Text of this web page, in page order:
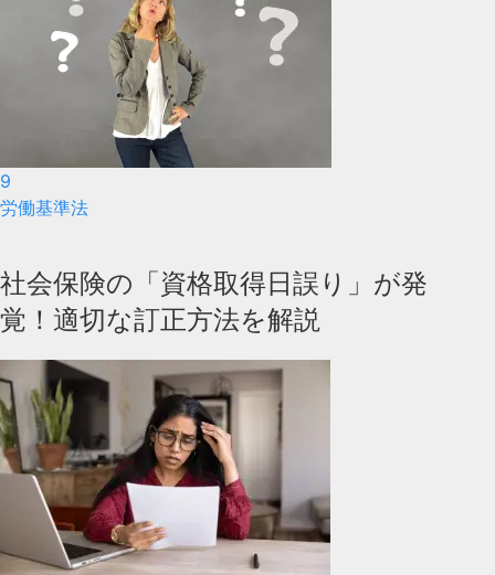
9
労働基準法
社会保険の「資格取得日誤り」が発
覚！適切な訂正方法を解説